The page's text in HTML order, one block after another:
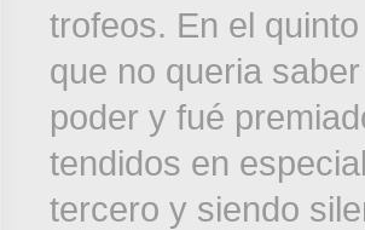
trofeos. En el
que no queria
poder y fué
tendidos en
tercero y siendo